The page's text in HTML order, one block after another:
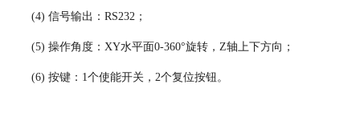
(4)信号输出：RS232；
(5)操作角度： XY水平面0-360°旋转，Z轴上下方向；
(6)按键： 1个使能开关，2个复位按钮。